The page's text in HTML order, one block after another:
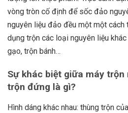
vòng tròn cố định để sốc đảo
nguyên liệu đảo đều một một
dụng trộn các loại nguyên liệu
gạo, trộn bánh…
Sự khác biệt giữa máy trộn
trộn đứng là gì?
Hình dáng khác nhau: thùng trộn của